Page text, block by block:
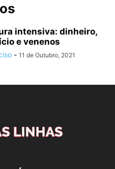
intensiva: dinheiro,
e venenos
- 11 de Outubro, 2021